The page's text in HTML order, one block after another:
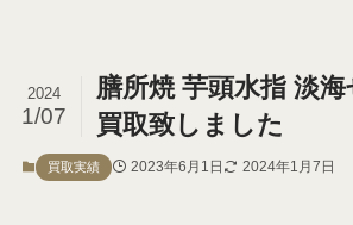
膳所焼 芋頭水指 淡
買取致しました
2024
1/07
買取実績 2023年6月1日 2024年1月7日